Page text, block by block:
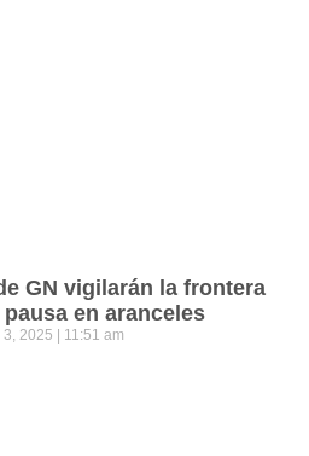
GN vigilarán la frontera
en aranceles
2025 11:51 am